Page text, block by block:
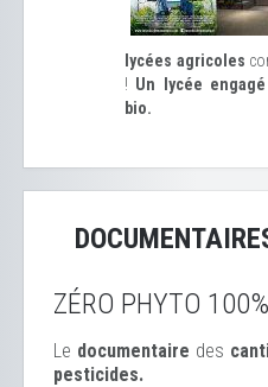
lycées agricoles
! Un lycée
bio.
ZÉRO PHYTO
Le documentaire des
pesticides.